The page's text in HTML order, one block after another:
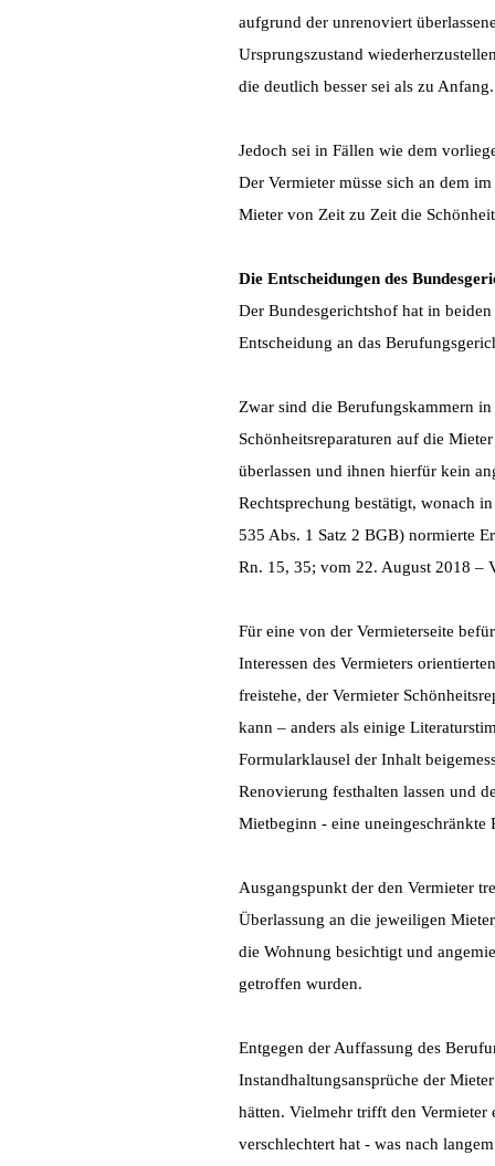
aufgrund der unrenoviert
Ursprungszustand
die deutlich besser sei als zu Anfang.
Jedoch sei in Fällen wie dem
Der Vermieter müsse sich an dem
Mieter von Zeit zu Zeit die
Die Entscheidungen des
Der Bundesgerichtshof hat in
Entscheidung an das
Zwar sind die Berufungskammern
Schönheitsreparaturen auf die
überlassen und ihnen hierfür kein
Rechtsprechung bestätigt, wonach
535 Abs. 1 Satz 2 BGB) normierte
Rn. 15, 35; vom 22. August 2018
Für eine von der Vermieterseite
Interessen des Vermieters
freistehe, der Vermieter
kann – anders als einige
Formularklausel der Inhalt
Renovierung festhalten lassen und
Mietbeginn - eine
Ausgangspunkt der den Vermieter
Überlassung an die jeweiligen
die Wohnung besichtigt und
getroffen wurden.
Entgegen der Auffassung des
Instandhaltungsansprüche der
hätten. Vielmehr trifft den Vermieter
verschlechtert hat - was nach